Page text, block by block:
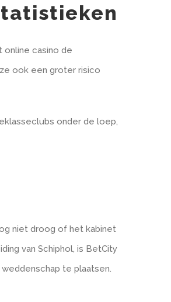
online casino de
ook een groter risico
onder de loep,
niet droog of het kabinet
van Schiphol, is BetCity
te plaatsen.